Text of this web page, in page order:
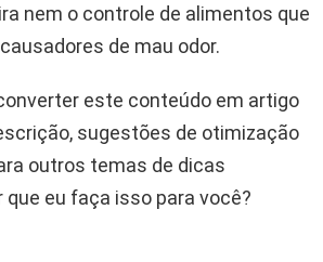
nem o controle de alimentos que
de mau odor.
este conteúdo em artigo
sugestões de otimização
outros temas de dicas
eu faça isso para você?